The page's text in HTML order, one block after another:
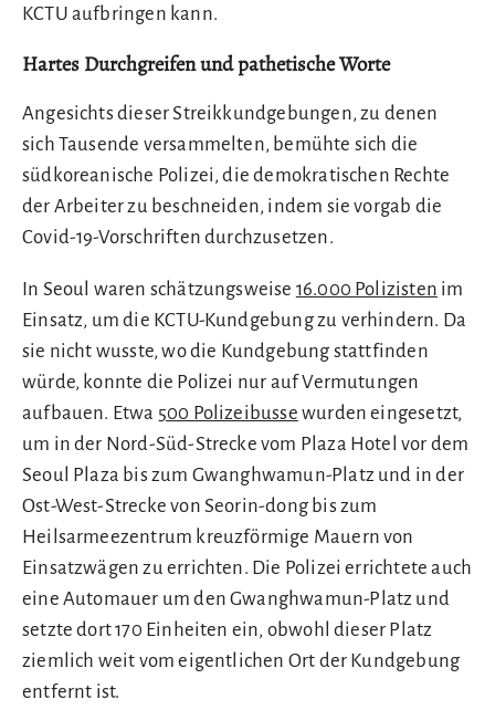
KCTU aufbringen kann.
Hartes Durchgreifen und pathetische Worte
Angesichts dieser Streikkundgebungen, zu denen
sich Tausende versammelten, bemühte sich die
südkoreanische Polizei, die demokratischen Rechte
der Arbeiter zu beschneiden, indem sie vorgab die
Covid-19-Vorschriften durchzusetzen.
In Seoul waren schätzungsweise 16.000 Polizisten im
Einsatz, um die KCTU-Kundgebung zu verhindern. Da
sie nicht wusste, wo die Kundgebung stattfinden
würde, konnte die Polizei nur auf Vermutungen
aufbauen. Etwa 500 Polizeibusse wurden eingesetzt,
um in der Nord-Süd-Strecke vom Plaza Hotel vor dem
Seoul Plaza bis zum Gwanghwamun-Platz und in der
Ost-West-Strecke von Seorin-dong bis zum
Heilsarmeezentrum kreuzförmige Mauern von
Einsatzwägen zu errichten. Die Polizei errichtete auch
eine Automauer um den Gwanghwamun-Platz und
setzte dort 170 Einheiten ein, obwohl dieser Platz
ziemlich weit vom eigentlichen Ort der Kundgebung
entfernt ist.